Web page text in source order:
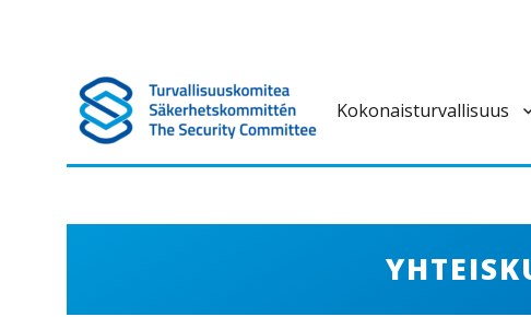
Turvallisuuskomitea on kokonaisturvallisuuteen liittyvä ennakoivan
Kokonaisturvallisuus